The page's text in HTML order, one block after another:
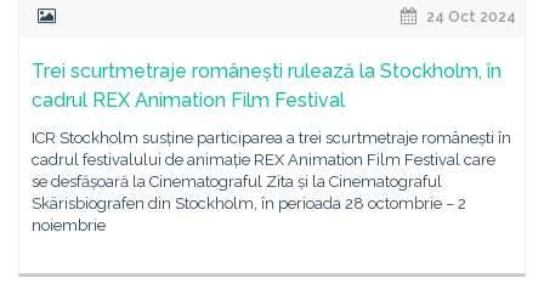
24 Oct 2024
Trei scurtmetraje românești rulează la Stockholm, în
cadrul REX Animation Film Festival
ICR Stockholm susține participarea a trei scurtmetraje românești în
cadrul festivalului de animație REX Animation Film Festival care
se desfășoară la Cinematograful Zita și la Cinematograful
Skärisbiografen din Stockholm, în perioada 28 octombrie – 2
noiembrie